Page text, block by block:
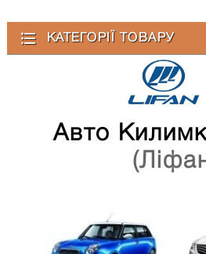
КАТЕГОРІЇ ТОВАРУ
Авто